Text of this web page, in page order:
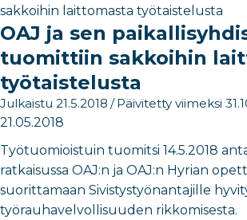
sakkoihin laittomasta työtaistelusta
OAJ ja sen
tuomittiin sakkoihin
työtaistelusta
Julkaistu 21.5.2018 / Päivitetty viimeksi
21.05.2018
Työtuomioistuin tuomitsi 14.5.2018
ratkaisussa OAJ:n ja OAJ:n Hyrian
suorittamaan Sivistystyönantajille
työrauhavelvollisuuden rikkomisesta.